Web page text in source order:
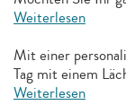
Weiterlesen
Mit einer
Tag mit einem
Weiterlesen